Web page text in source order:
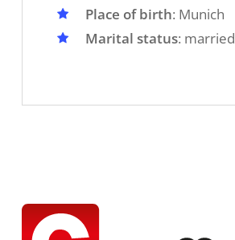
Place of birth: Munich
Marital status: married